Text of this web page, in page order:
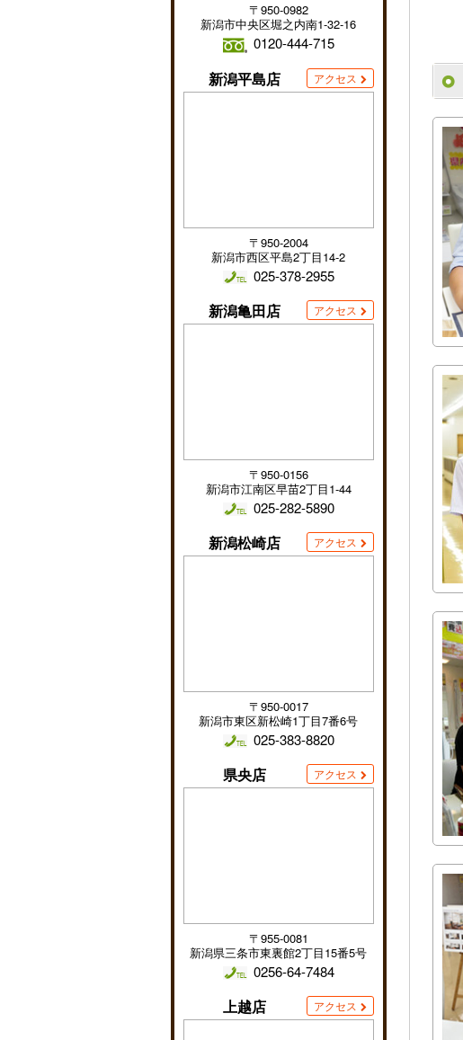
〒950-0982
新潟市中央区堀之内南1-32-16
0120-444-715
新潟平島店 アクセス
〒950-2004
新潟市西区平島2丁目14-2
025-378-2955
新潟亀田店 アクセス
〒950-0156
新潟市江南区早苗2丁目1-44
025-282-5890
新潟松崎店 アクセス
〒950-0017
新潟市東区新松崎1丁目7番6号
025-383-8820
県央店 アクセス
〒955-0081
新潟県三条市東裏館2丁目15番5号
0256-64-7484
上越店 アクセス